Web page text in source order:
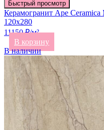
Быстрый просмотр
Керамогранит Ape
120х280
11150 ₽/м²
В корзину
В наличии